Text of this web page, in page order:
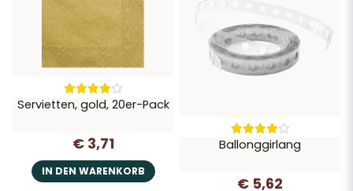
Servietten, gold, 20er-Pack
€ 3,71
IN DEN WARENKORB
Ballonggirlang
€ 5,62